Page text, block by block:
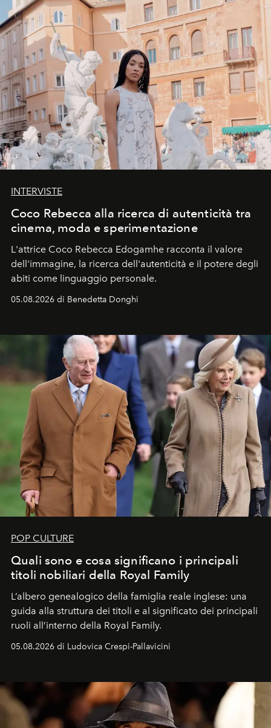
INTERVISTE
Coco Rebecca alla ricerca di autenticità tra
cinema, moda e sperimentazione
L'attrice Coco Rebecca Edogamhe racconta il valore
dell'immagine, la ricerca dell'autenticità e il potere degli
abiti come linguaggio personale.
05.08.2026 di Benedetta Donghi
POP CULTURE
Quali sono e cosa significano i principali
titoli nobiliari della Royal Family
L’albero genealogico della famiglia reale inglese: una
guida alla struttura dei titoli e al significato dei principali
ruoli all’interno della Royal Family.
05.08.2026 di Ludovica Crespi-Pallavicini